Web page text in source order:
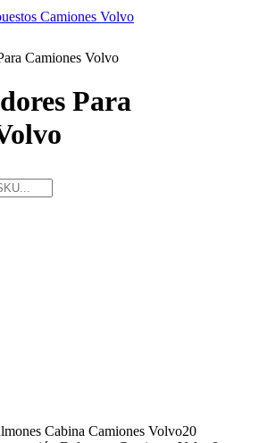
Camiones Volvo
Camiones Volvo
Para
Cabina Camiones Volvo20